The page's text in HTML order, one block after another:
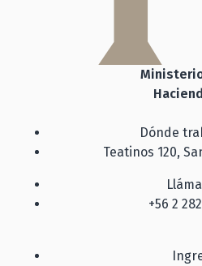
Dónde
Teatinos 120,
+56 2